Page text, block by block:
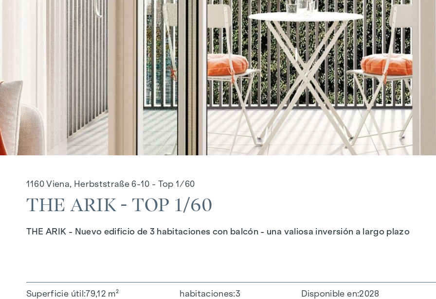
1160 Viena, Herbststraße 6-10 - Top 1/60
THE ARIK - TOP 1/60
THE ARIK - Nuevo edificio de 3 habitaciones con balcón - una valiosa inversión a largo plazo
Superficie útil 79,12 m²
habitaciones 3 Disponible en 2028